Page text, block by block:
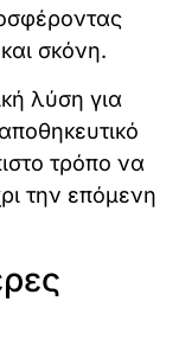
σκόνη.
λύση για
τρόπο να
την επόμενη